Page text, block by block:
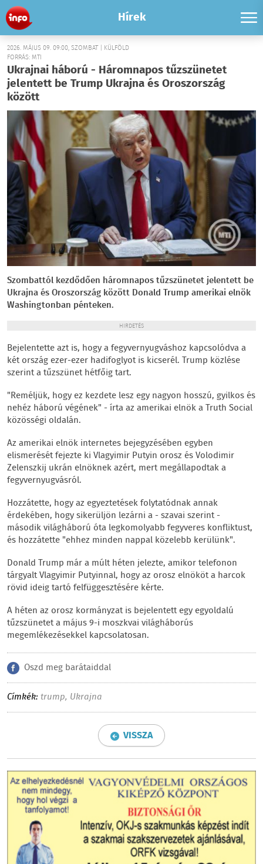
Hírek
2026. MÁJUS 09. 09:00, SZOMBAT | KÜLFÖLD
FORRÁS: MTI
Ukrajnai háború - Háromnapos tűzszünetet
jelentett be Trump Ukrajna és Oroszország
között
Szombattól kezdődően háromnapos tűzszünetet jelentett be
Ukrajna és Oroszország között Donald Trump amerikai elnök
Washingtonban pénteken.
HIRDETÉS
Bejelentette azt is, hogy a fegyvernyugváshoz kapcsolódva a
két ország ezer-ezer hadifoglyot is kicserél. Trump közlése
szerint a tűzszünet hétfőig tart.
"Reméljük, hogy ez kezdete lesz egy nagyon hosszú, gyilkos és
nehéz háború végének" - írta az amerikai elnök a Truth Social
közösségi oldalán.
Az amerikai elnök internetes bejegyzésében egyben
elismerését fejezte ki Vlagyimir Putyin orosz és Volodimir
Zelenszkij ukrán elnöknek azért, mert megállapodtak a
fegyvernyugvásról.
Hozzátette, hogy az egyeztetések folytatódnak annak
érdekében, hogy sikerüljön lezárni a - szavai szerint -
második világháború óta legkomolyabb fegyveres konfliktust,
és hozzátette "ehhez minden nappal közelebb kerülünk".
Donald Trump már a múlt héten jelezte, amikor telefonon
tárgyalt Vlagyimir Putyinnal, hogy az orosz elnököt a harcok
rövid ideig tartó felfüggesztésére kérte.
A héten az orosz kormányzat is bejelentett egy egyoldalú
tűzszünetet a május 9-i moszkvai világháborús
megemlékezésekkel kapcsolatosan.
Oszd meg barátaiddal
Címkék: trump, Ukrajna
VISSZA